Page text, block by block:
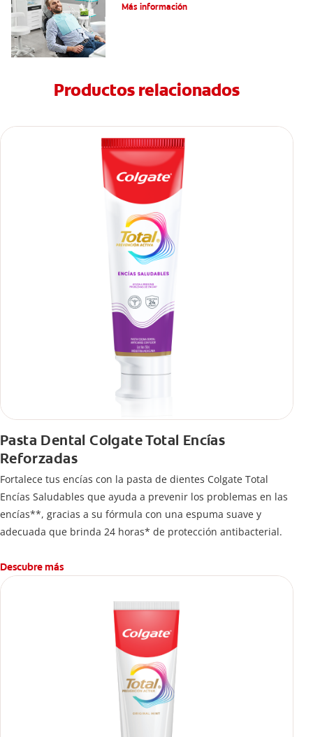
Más información
Productos relacionados
Pasta Dental Colgate Total Encías
Reforzadas
Fortalece tus encías con la pasta de dientes Colgate Total
Encías Saludables que ayuda a prevenir los problemas en las
encías**, gracias a su fórmula con una espuma suave y
adecuada que brinda 24 horas* de protección antibacterial.
Descubre más